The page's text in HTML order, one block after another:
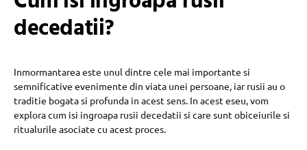
decedatii?
Inmormantarea este unul dintre cele mai importante si
semnificative evenimente din viata unei persoane, iar rusii au o
traditie bogata si profunda in acest sens. In acest eseu, vom
explora cum isi ingroapa rusii decedatii si care sunt obiceiurile si
ritualurile asociate cu acest proces.